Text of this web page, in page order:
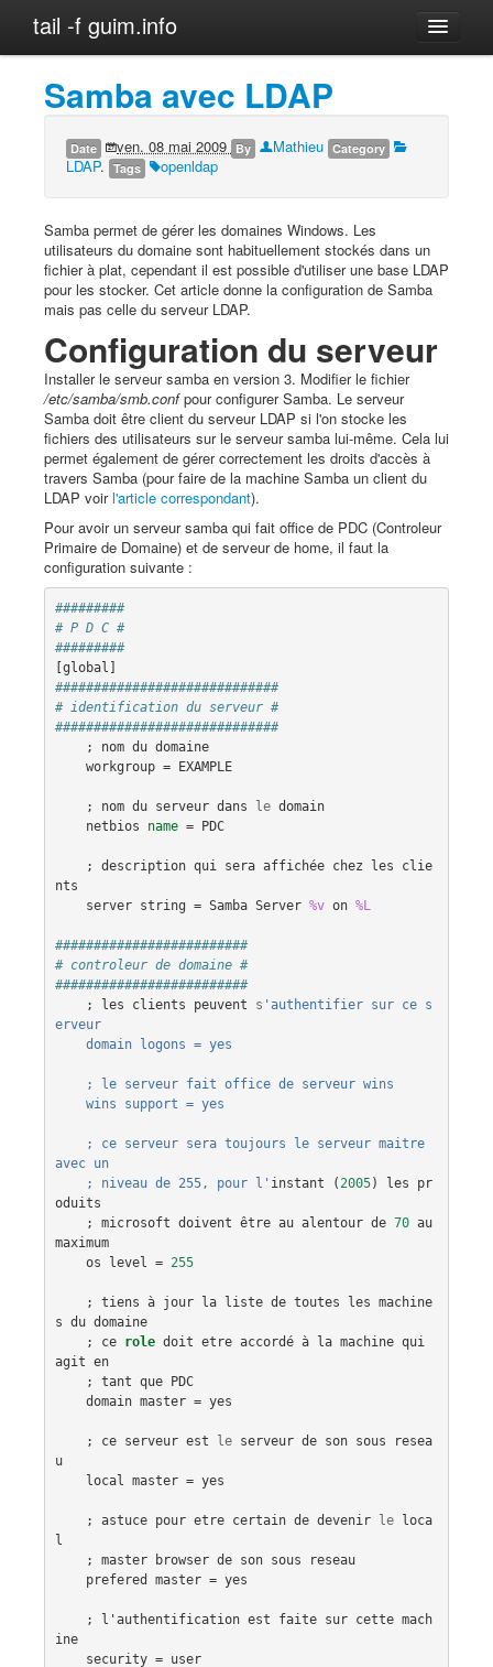
tail -f guim.info
Dev
LDAP
Maison
Archives
Samba avec LDAP
Date ven. 08 mai 2009 By Mathieu Category
LDAP. Tags openldap
Samba permet de gérer les domaines Windows. Les
utilisateurs du domaine sont habituellement stockés dans un
fichier à plat, cependant il est possible d'utiliser une base LDAP
pour les stocker. Cet article donne la configuration de Samba
mais pas celle du serveur LDAP.
Configuration du serveur
Installer le serveur samba en version 3. Modifier le fichier
/etc/samba/smb.confpour configurer Samba. Le serveur
Samba doit être client du serveur LDAP si l'on stocke les
fichiers des utilisateurs sur le serveur samba lui-même. Cela lui
permet également de gérer correctement les droits d'accès à
travers Samba (pour faire de la machine Samba un client du
LDAP voirl'article correspondant).
Pour avoir un serveur samba qui fait office de PDC (Controleur
Primaire de Domaine) et de serveur de home, il faut la
configuration suivante :
#########
# P D C #
#########
[global
#############################
# identification du serveur #
#############################
    ;
nom du domaine
workgroup = EXAMPLE
    ;
nom du serveur dans le domain
netbios
name = PDC
    ;
description qui sera affichée chez les
clie
nts
server
string = Samba Server %v on %L
#########################
# controleur de domaine #
#########################
    ;
les clients peuvent s 'authentifier sur ce s
erveur
    domain logons = yes
    ; le serveur fait office de serveur wins
    wins support = yes
avec un
    ; niveau de 255, pour l'
instant ( 2005) les
pr
oduits
    ;
microsoft doivent être au alentour de 70 au
maximum
os
level = 255
    ;
tiens à jour la liste de toutes les machine
s du domaine
    ;
ce role doit etre accordé à la machine qui
agit en
    ;
tant que
PDC
domain master = yes
    ;
ce serveur est le serveur de son sous
resea
u
local
master = yes
    ;
astuce pour etre certain de devenir le
loca
l
    ;
master browser de son sous
reseau
prefered
master = yes
    ;
l'authentification est faite sur cette mach
ine
security = user